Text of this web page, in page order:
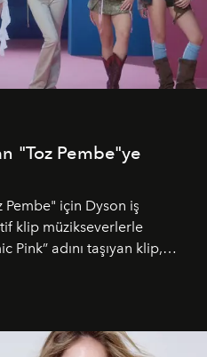
"Toz Pembe"ye
Pembe" için Dyson iş
klip müzikseverlerle
Pink” adını taşıyan klip,
çıkıyor.